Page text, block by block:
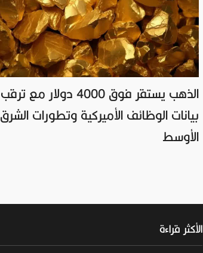
الذهب يستقر فوق 4000 دولار مع ترقب
بيانات الوظائف الأميركية وتطورات الشرق
الأوسط
الأكثر قراءة